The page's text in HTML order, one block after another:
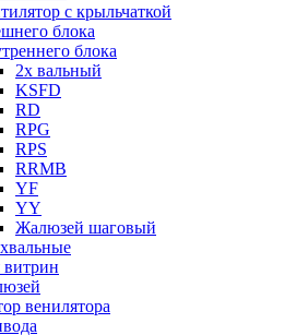
с крыльчаткой
блока
блока
2х вальный
KSFD
RD
RPG
RPS
RRMB
YF
YY
Жалюзей шаговый
витрин
венилятора